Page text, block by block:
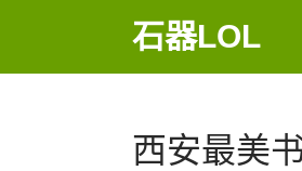
石器LOL
西安最美